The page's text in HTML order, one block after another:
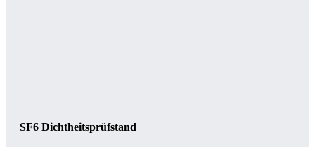
SF6 Dichtheitsprüfstand